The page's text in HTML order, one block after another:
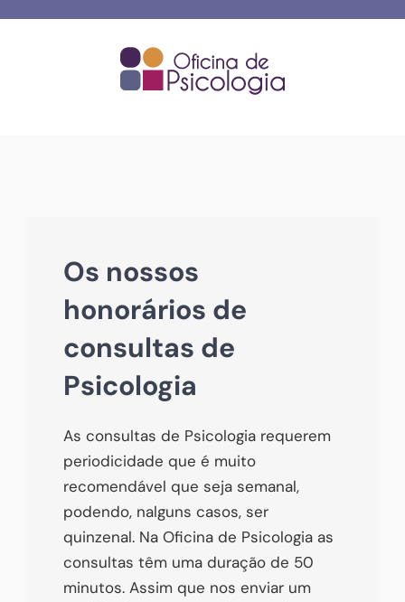
Os nossos
honorários de
consultas de
Psicologia
As consultas de Psicologia requerem
periodicidade que é muito
recomendável que seja semanal,
podendo, nalguns casos, ser
quinzenal. Na Oficina de Psicologia as
consultas têm uma duração de 50
minutos. Assim que nos enviar um